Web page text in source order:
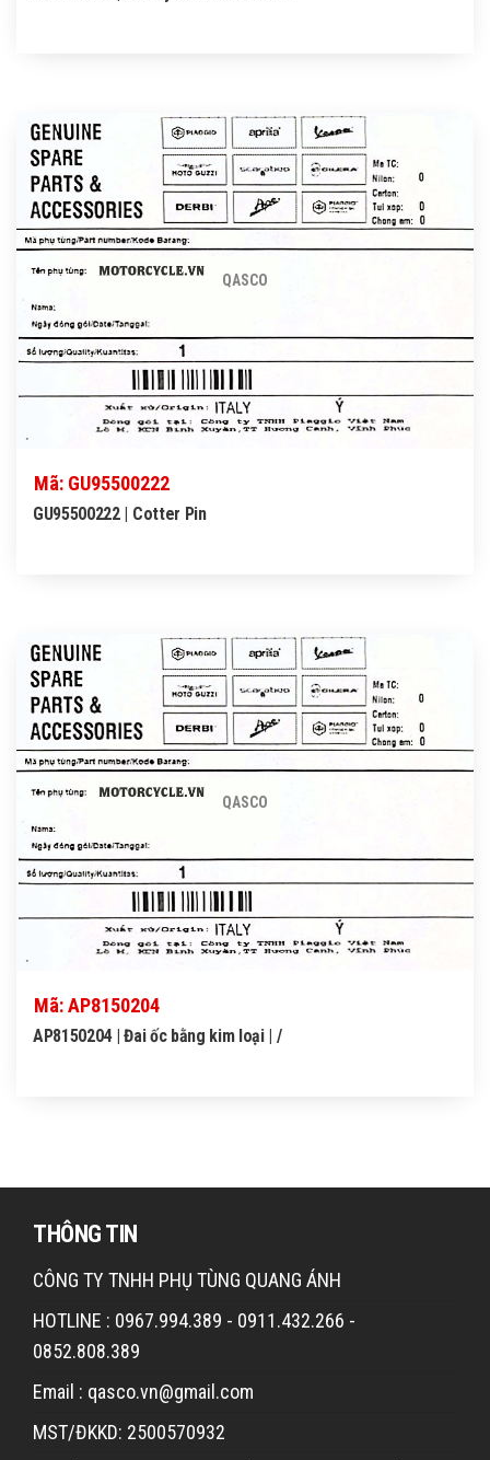
QASCO
Mã: GU95500222
GU95500222 | Cotter Pin
QASCO
Mã: AP8150204
AP8150204 | Đai ốc bằng kim loại | /
THÔNG TIN
CÔNG TY TNHH PHỤ TÙNG QUANG ÁNH
HOTLINE : 0967.994.389 - 0911.432.266 -
0852.808.389
Email : qasco.vn@gmail.com
MST/ĐKKD: 2500570932